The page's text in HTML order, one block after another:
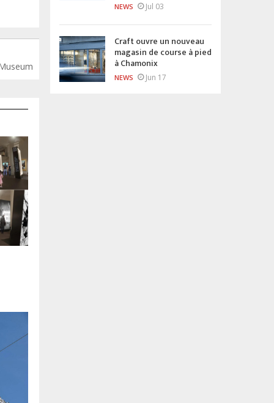
NEWS Jul 03
Craft ouvre un nouveau
magasin de course à pied
à Chamonix
NEWS Jun 17